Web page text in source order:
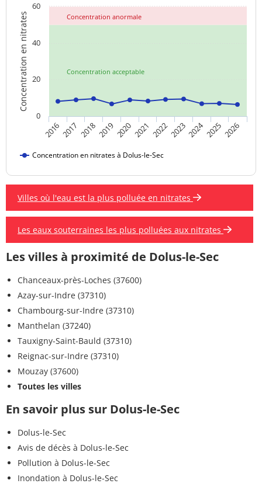
Concentration acceptable
Concentration anormale
Concentration en nitrates
Concentration en nitrates à Dolus-le-Sec
20162017 2018201920202021 20222023202420252026
0
20
40
60
Villes où l'eau est la plus polluée en nitrates
Les eaux souterraines les plus polluées aux nitrates
Les villes à proximité de Dolus-le-Sec
Chanceaux-près-Loches (37600)
Azay-sur-Indre (37310)
Chambourg-sur-Indre (37310)
Manthelan (37240)
Tauxigny-Saint-Bauld (37310)
Reignac-sur-Indre (37310)
Mouzay (37600)
Toutes les villes
En savoir plus sur Dolus-le-Sec
Dolus-le-Sec
Avis de décès à Dolus-le-Sec
Pollution à Dolus-le-Sec
Inondation à Dolus-le-Sec